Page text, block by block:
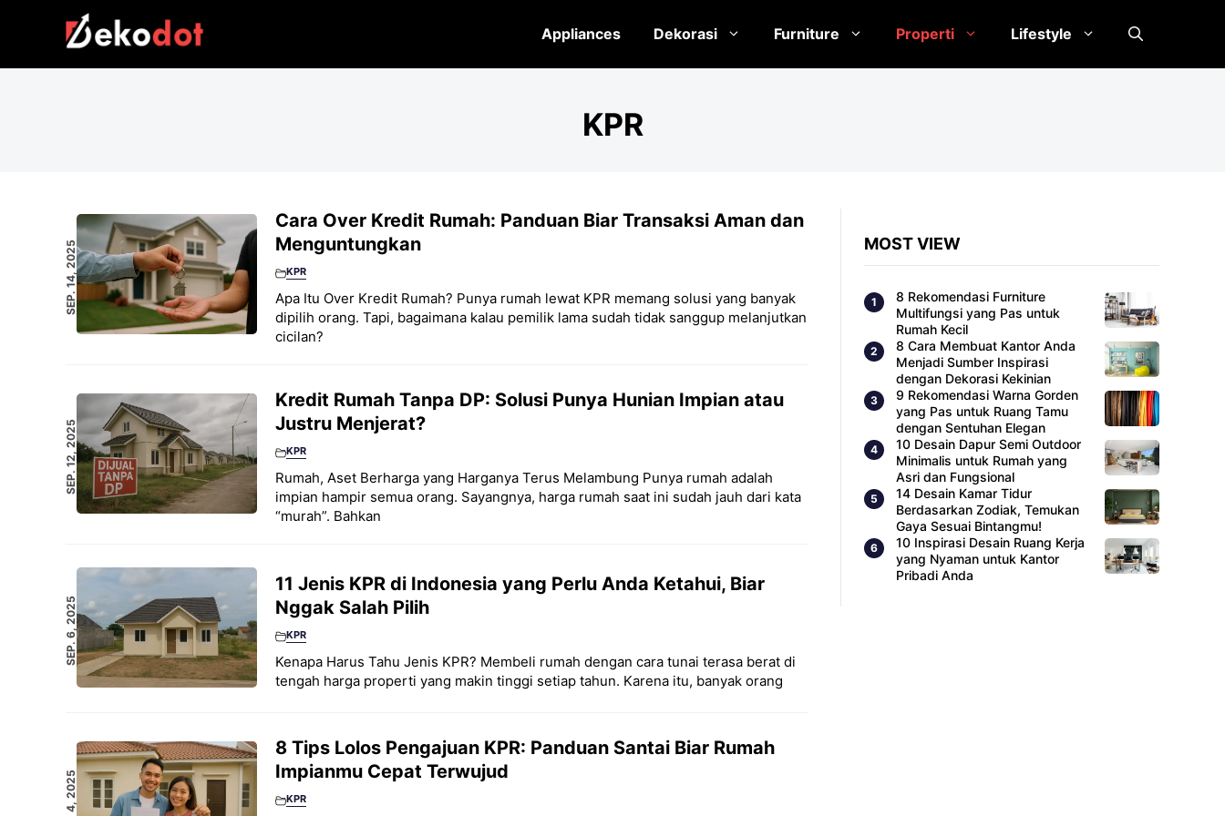
Appliances Dekorasi Furniture Properti Lifestyle
KPR
SEP. 14, 2025
Cara Over Kredit Rumah: Panduan Biar Transaksi Aman dan
Menguntungkan
KPR
Apa Itu Over Kredit Rumah? Punya rumah lewat KPR memang solusi yang banyak
dipilih orang. Tapi, bagaimana kalau pemilik lama sudah tidak sanggup melanjutkan
cicilan?
SEP. 12, 2025
Kredit Rumah Tanpa DP: Solusi Punya Hunian Impian atau
Justru Menjerat?
KPR
Rumah, Aset Berharga yang Harganya Terus Melambung Punya rumah adalah
impian hampir semua orang. Sayangnya, harga rumah saat ini sudah jauh dari kata
“murah”. Bahkan
SEP. 6, 2025
11 Jenis KPR di Indonesia yang Perlu Anda Ketahui, Biar
Nggak Salah Pilih
KPR
Kenapa Harus Tahu Jenis KPR? Membeli rumah dengan cara tunai terasa berat di
tengah harga properti yang makin tinggi setiap tahun. Karena itu, banyak orang
8 Tips Lolos Pengajuan KPR: Panduan Santai Biar Rumah
Impianmu Cepat Terwujud
KPR
MOST VIEW
8 Rekomendasi Furniture
Multifungsi yang Pas untuk
Rumah Kecil
8 Cara Membuat Kantor Anda
Menjadi Sumber Inspirasi
dengan Dekorasi Kekinian
9 Rekomendasi Warna Gorden
yang Pas untuk Ruang Tamu
dengan Sentuhan Elegan
10 Desain Dapur Semi Outdoor
Minimalis untuk Rumah yang
Asri dan Fungsional
14 Desain Kamar Tidur
Berdasarkan Zodiak, Temukan
Gaya Sesuai Bintangmu!
10 Inspirasi Desain Ruang Kerja
yang Nyaman untuk Kantor
Pribadi Anda